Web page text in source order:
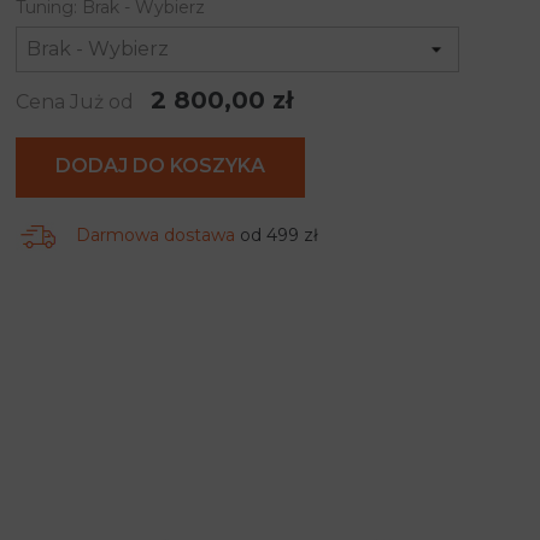
Tuning: Brak - Wybierz
Cena Już od 2 800,00 zł
DODAJ DO KOSZYKA
Darmowa dostawa od 499 zł